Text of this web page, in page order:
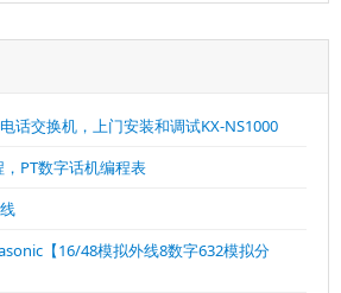
话交换机，上门安装和调试KX-NS1000
PT数字话机编程表
【16/48模拟外线8数字632模拟分